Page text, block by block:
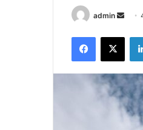
admin
Send
email
Facebook
X